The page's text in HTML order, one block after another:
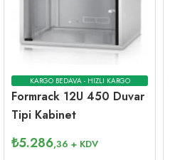
KARGO BEDAVA - HIZLI KARGO
Formrack 12U 450 Duvar
Tipi Kabinet
₺5.286,36 + KDV